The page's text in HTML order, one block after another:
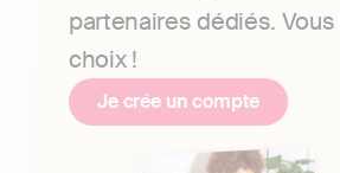
partenaires dédiés. Vous
choix !
Je crée un compte